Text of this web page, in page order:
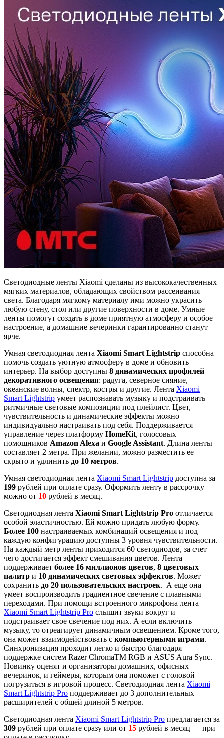
Cветодиодные ленты Xiaomi сделаны из высококачественных
мягких материалов, обладающих свойством рассеивания
света. Благодаря мягкому материалу ими можно украсить
любую стену, стол или другие поверхности в доме. Умные
ленты помогут создать в доме приятную атмосферу и особое
настроение, а домашние вечеринки гарантированно станут
ярче.
Умная светодиодная лента Xiaomi Smart Lightstrip способна
помочь создать уютную атмосферу в доме и обновить
интерьер. На выбор доступны 8 динамических профилей
декоративного освещения: радуга, северное сияние,
океанские волны, спектр, костры и другие. Лента Xiaomi
Smart Lightstrip умеет распознавать музыку и подстраивать
ритмичные световые композиции под плейлист. Цвет,
чувствительность и динамические эффекты можно
индивидуально настраивать под себя. Поддерживается
управление через платформу HomeKit, голосовых
помощников Amazon Alexa и Google Assistant. Длина ленты
составляет 2 метра. При желании, можно разместить ее
скрыто и удлинить до 10 метров.
Умная светодиодная лента Xiaomi Smart Lightstrip доступна за
199 рублей при оплате сразу. Оформить ленту в рассрочку
можно от 10 рублей в месяц.
Светодиодная лента Xiaomi Smart Lightstrip Pro отличается
особой эластичностью. Ей можно придать любую форму.
Более 100 настраиваемых комбинаций освещения и под
каждую конфигурацию доступны 3 уровня чувствительности.
На каждый метр ленты приходится 60 светодиодов, за счет
чего достигается эффект смешивания цветов. Лента
поддерживает более 16 миллионов цветов, 8 цветовых
палитр и 10 динамических световых эффектов. Может
сохранить до 20 пользовательских настроек. А еще она
умеет воспроизводить градиентное свечение с плавными
переходами. При помощи встроенного микрофона лента
Xiaomi Smart Lightstrip Pro слышит звуки вокруг и
подстраивает свое свечение под них. А если включить
музыку, то отреагирует динамичным освещением. Кроме того,
она может взаимодействовать с компьютерными играми.
Синхронизация проходит легко и быстро благодаря
поддержке систем Razer ChromaTM RGB и ASUS Aura Sync.
Новинку оценят и организаторы домашних, офисных
вечеринок, и геймеры, которым она поможет с головой
погрузиться в игровой процесс. Светодиодная лента Xiaomi
Smart Lightstrip Pro поддерживает до 3 дополнительных
расширителей с общей длиной 5 метров.
Cветодиодная лента Xiaomi Smart Lightstrip Pro предлагается за
309 рублей при оплате сразу или от 15 рублей в месяц — при